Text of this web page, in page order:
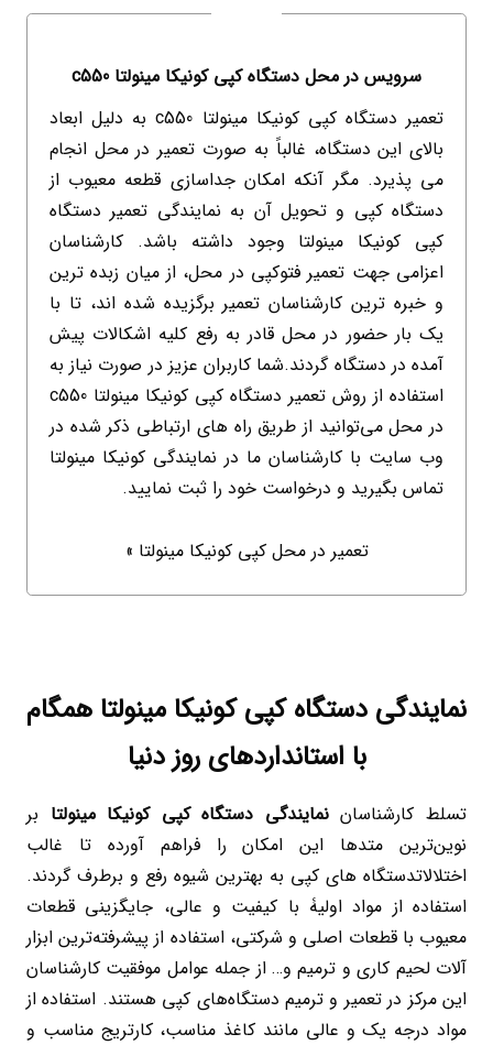
سرویس در محل دستگاه کپی کونیکا مینولتا c550
تعمیر دستگاه کپی کونیکا مینولتا c550 به دلیل ابعاد
بالای این دستگاه، غالباً به صورت تعمیر در محل انجام
می پذیرد. مگر آنکه امکان جداسازی قطعه معیوب از
دستگاه کپی و تحویل آن به نمایندگی تعمیر دستگاه
کپی کونیکا مینولتا وجود داشته باشد. کارشناسان
اعزامی جهت تعمیر فتوکپی در محل، از میان زبده ترین
و خبره ترین کارشناسان تعمیر برگزیده شده اند، تا با
یک بار حضور در محل قادر به رفع کلیه اشکالات پیش
آمده در دستگاه گردند.شما کاربران عزیز در صورت نیاز به
استفاده از روش تعمیر دستگاه کپی کونیکا مینولتا c550
در محل می‌توانید از طریق راه های ارتباطی ذکر شده در
وب سایت با کارشناسان ما در نمایندگی کونیکا مینولتا
تماس بگیرید و درخواست خود را ثبت نمایید.
تعمیر در محل کپی کونیکا مینولتا »
نمایندگی دستگاه کپی کونیکا مینولتا همگام
با استانداردهای روز دنیا
تسلط کارشناساننمایندگی دستگاه کپی کونیکا مینولتا بر
نوین‌ترین متدها این امکان را فراهم آورده تا غالب
اختلالاتدستگاه های کپی به بهترین شیوه رفع و برطرف گردند.
استفاده از مواد اولیۀ با کیفیت و عالی، جایگزینی قطعات
معیوب با قطعات اصلی و شرکتی، استفاده از پیشرفته‌ترین ابزار
آلات لحیم کاری و ترمیم و… از جمله عوامل موفقیت کارشناسان
این مرکز در تعمیر و ترمیم دستگاه‌های کپی هستند. استفاده از
مواد درجه یک و عالی مانند کاغذ مناسب، کارتریج مناسب و